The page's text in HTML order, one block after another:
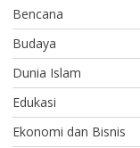
Bencana
Budaya
Dunia Islam
Edukasi
Ekonomi dan Bisnis